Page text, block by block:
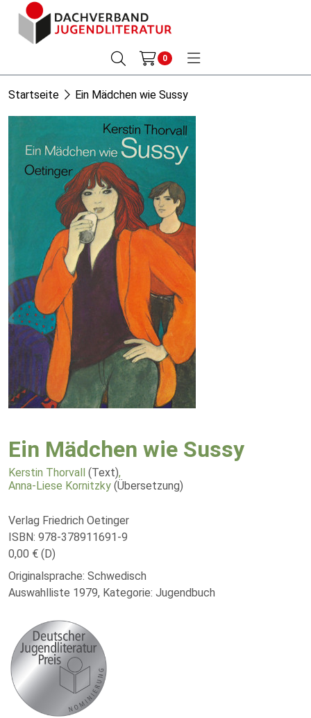
0
Startseite Ein Mädchen wie Sussy
Ein Mädchen wie Sussy
Kerstin Thorvall (Text),
Anna-Liese Kornitzky (Übersetzung)
Verlag Friedrich Oetinger
ISBN: 978-378911691-9
0,00 € (D)
Originalsprache: Schwedisch
Auswahlliste 1979, Kategorie: Jugendbuch